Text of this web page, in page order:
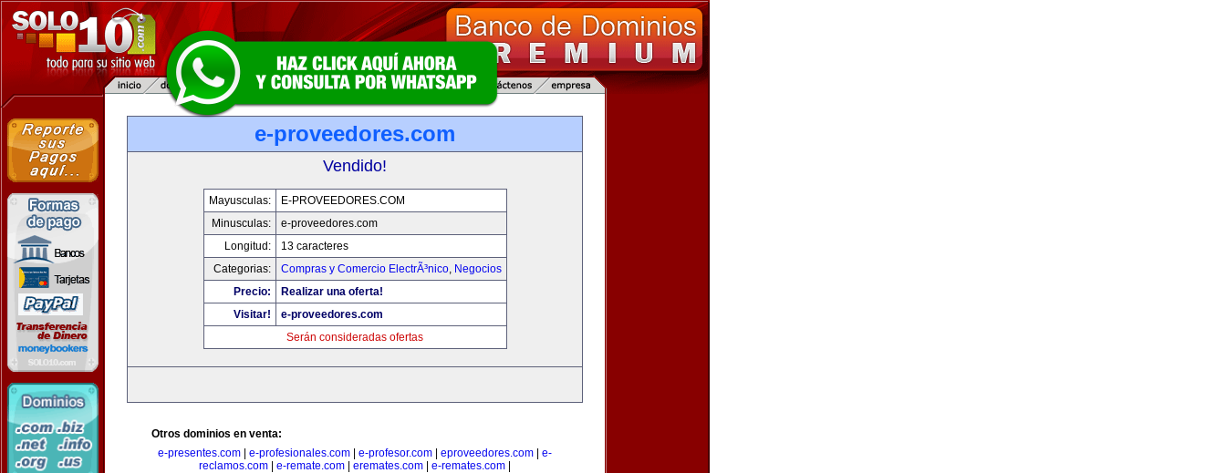
e-proveedores.com
Vendido!
Mayusculas:
E-PROVEEDORES.COM
Minusculas:
e-proveedores.com
Longitud:
13 caracteres
Categorias:
Compras y Comercio ElectrÃ³nico, Negocios
Precio:
Realizar una oferta!
Visitar!
e-proveedores.com
Serán consideradas ofertas
Otros dominios en venta:
e-presentes.com
e-profesionales.com e-profesor.com eproveedores.com
e-
reclamos.com
e-remate.com eremates.com e-remates.com